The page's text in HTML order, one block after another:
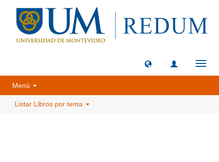
Menú
Listar Libros por tema